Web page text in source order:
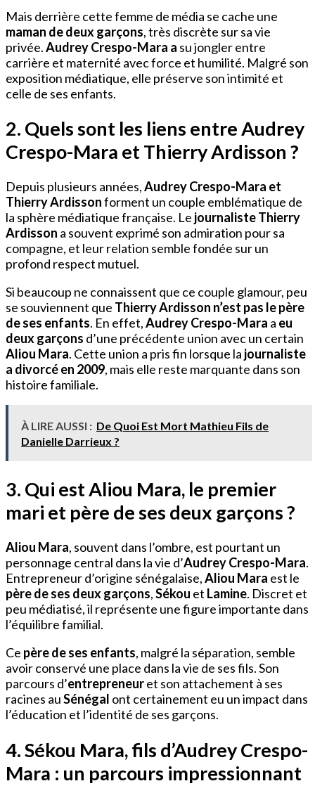
Mais derrière cette femme de média se cache une
maman de deux garçons, très discrète sur sa vie
privée.Audrey Crespo-Mara a su jongler entre
carrière et maternité avec force et humilité. Malgré son
exposition médiatique, elle préserve son intimité et
celle de ses enfants.
2. Quels sont les liens entre Audrey
Crespo-Mara et Thierry Ardisson ?
Depuis plusieurs années,Audrey Crespo-Mara et
Thierry Ardissonforment un couple emblématique de
la sphère médiatique française. Le journaliste Thierry
Ardisson a souvent exprimé son admiration pour sa
compagne, et leur relation semble fondée sur un
profond respect mutuel.
Si beaucoup ne connaissent que ce couple glamour, peu
se souviennent que Thierry Ardisson n’est pas le père
de ses enfants. En effet,Audrey Crespo-Mara a eu
deux garçons d’une précédente union avec un certain
Aliou Mara. Cette union a pris fin lorsque la journaliste
a divorcé en 2009, mais elle reste marquante dans son
histoire familiale.
À LIRE AUSSI : De Quoi Est Mort Mathieu Fils de
Danielle Darrieux ?
3. Qui est Aliou Mara, le premier
mari et père de ses deux garçons ?
Aliou Mara, souvent dans l’ombre, est pourtant un
personnage central dans la vie d’Audrey Crespo-Mara.
Entrepreneur d’origine sénégalaise,Aliou Mara est le
père de ses deux garçons,Sékou et Lamine. Discret et
peu médiatisé, il représente une figure importante dans
l’équilibre familial.
Ce père de ses enfants, malgré la séparation, semble
avoir conservé une place dans la vie de ses fils. Son
parcours d’entrepreneuret son attachement à ses
racines auSénégal ont certainement eu un impact dans
l’éducation et l’identité de ses garçons.
4. Sékou Mara, fils d’Audrey Crespo-
Mara : un parcours impressionnant